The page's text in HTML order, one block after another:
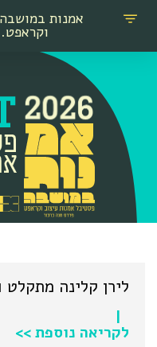
אמנות
לירן קלינה מתקלט
|
לקריאה נוספת >>